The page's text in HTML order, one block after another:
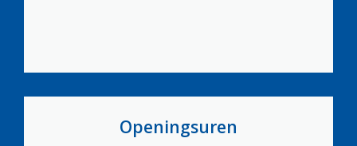
Openingsuren